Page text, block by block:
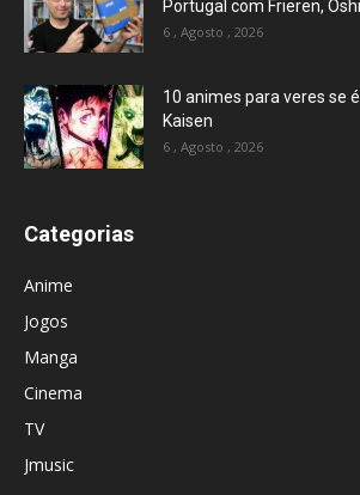
Portugal com Frieren, Oshi
6 , Agosto , 2026
10 animes para veres se
Kaisen
6 , Agosto , 2026
Categorias
Anime
Jogos
Manga
Cinema
TV
Jmusic